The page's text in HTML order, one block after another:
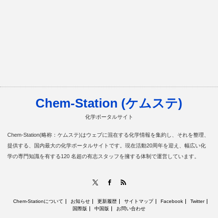
Chem-Station (ケムステ)
化学ポータルサイト
Chem-Station(略称：ケムステ)はウェブに混在する化学情報を集約し、それを整理、
提供する、国内最大の化学ポータルサイトです。現在活動20周年を迎え、幅広い化
学の専門知識を有する120 名超の有志スタッフを擁する体制で運営しています。
Facebook
Chem-Stationについて お知らせ 更新履歴 サイトマップ Facebook
Twitter
国際版
中国版 お問い合わせ